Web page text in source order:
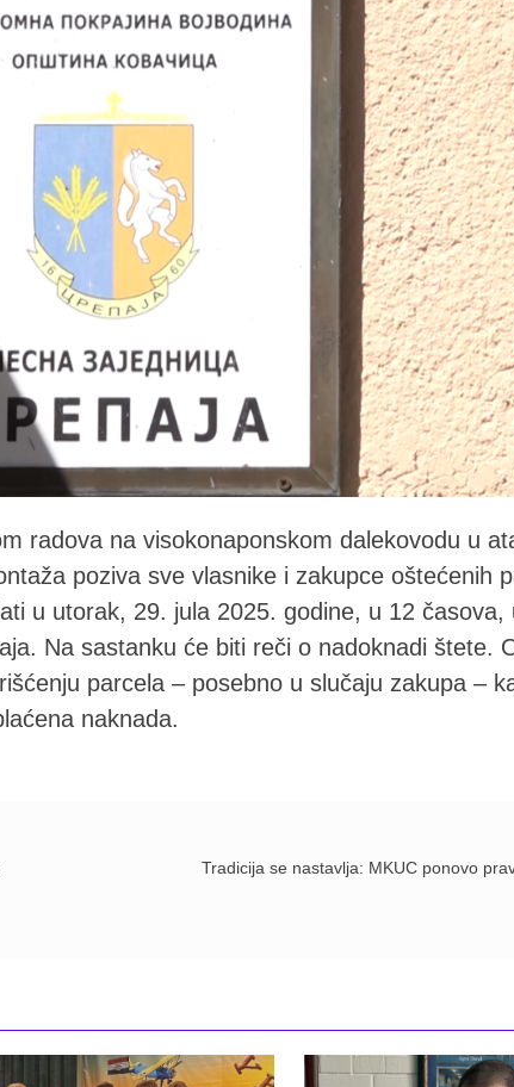
radova na visokonaponskom dalekovodu u
poziva sve vlasnike i zakupce oštećenih
u utorak, 29. jula 2025. godine, u 12 časova,
Na sastanku će biti reči o nadoknadi štete.
parcela – posebno u slučaju zakupa –
naknada.
Tradicija se nastavlja: MKUC ponovo